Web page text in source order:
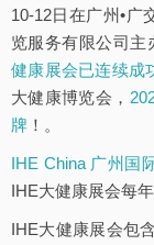
10-12日在广州•广
览服务有限公司主
健康展会已连续成
大健康博览会，
牌 ！。
IHE China 广州国
IHE大健康展会每
IHE大健康展会包